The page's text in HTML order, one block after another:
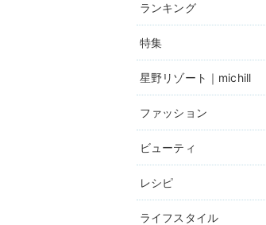
ランキング
特集
星野リゾート｜michill
ファッション
ビューティ
レシピ
ライフスタイル